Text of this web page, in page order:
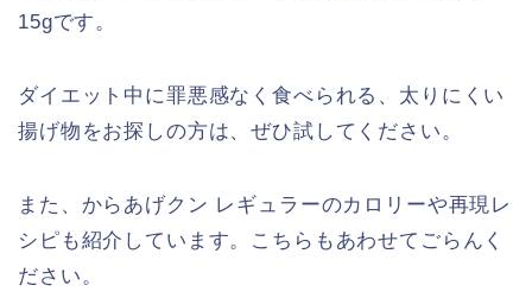
15gです。
ダイエット中に罪悪感なく食べられる、太りにくい
揚げ物をお探しの方は、ぜひ試してください。
また、からあげクン レギュラーのカロリーや再現レ
シピも紹介しています。こちらもあわせてごらんく
ださい。